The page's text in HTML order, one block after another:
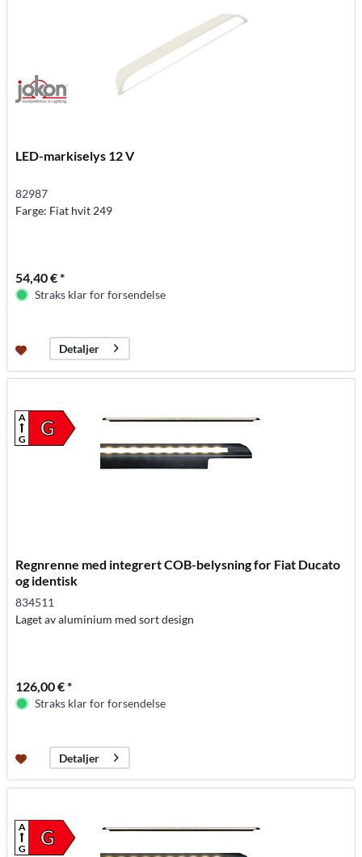
LED-markiselys 12 V
82987
Farge: Fiat hvit 249
54,40 € *
Straks klar for forsendelse
Detaljer
G
A
G
Regnrenne med integrert COB-belysning for Fiat Ducato
og identisk
834511
Laget av aluminium med sort design
126,00 € *
Straks klar for forsendelse
Detaljer
G
A
G